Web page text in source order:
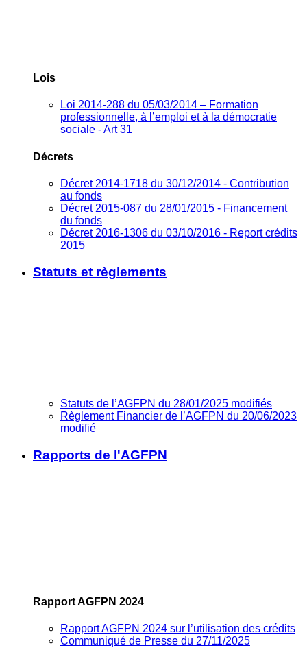
Lois
Loi 2014-288 du 05/03/2014 – Formation
professionnelle, à l’emploi et à la démocratie
sociale - Art 31
Décrets
Décret 2014-1718 du 30/12/2014 - Contribution
au fonds
Décret 2015-087 du 28/01/2015 - Financement
du fonds
Décret 2016-1306 du 03/10/2016 - Report crédits
2015
Statuts et règlements
Statuts de l’AGFPN du 28/01/2025 modifiés
Règlement Financier de l’AGFPN du 20/06/2023
modifié
Rapports de l'AGFPN
Rapport AGFPN 2024
Rapport AGFPN 2024 sur l’utilisation des crédits
Communiqué de Presse du 27/11/2025